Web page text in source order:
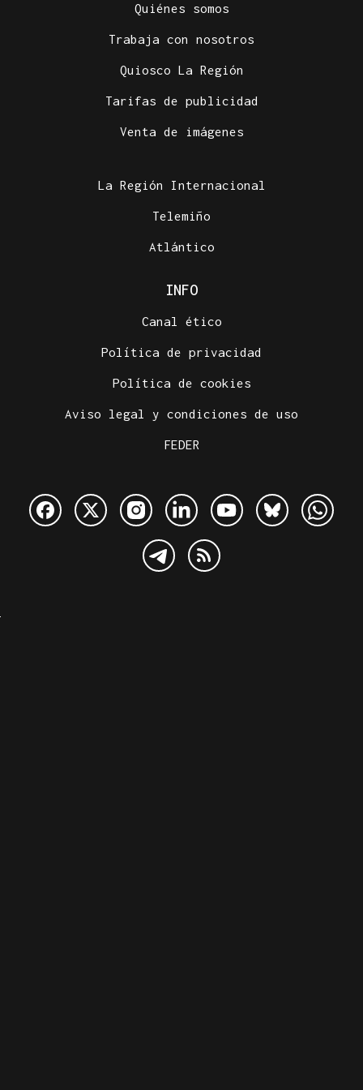
Quiénes somos
Trabaja con nosotros
Quiosco La Región
Tarifas de publicidad
Venta de imágenes
La Región Internacional
Telemiño
Atlántico
INFO
Canal ético
Política de privacidad
Política de cookies
Aviso legal y condiciones de uso
FEDER